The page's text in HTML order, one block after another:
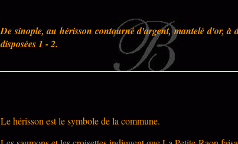
De sinople, au hérisson contourné d'argent, mantelé d'or, à
disposées 1 - 2.
Le hérisson est le symbole de la commune.